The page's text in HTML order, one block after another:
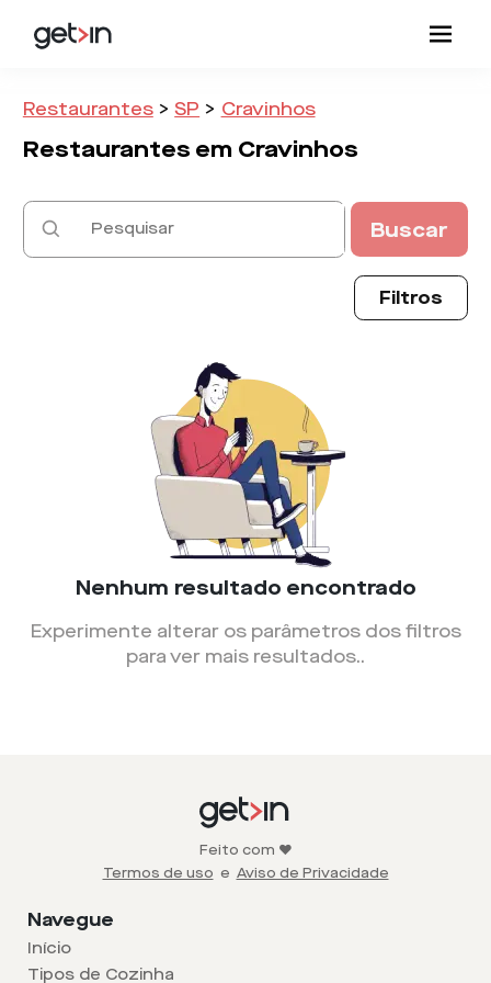
Restaurantes > SP > Cravinhos
Restaurantes em Cravinhos
Buscar
Filtros
Nenhum resultado encontrado
Experimente alterar os parâmetros dos filtros
para ver mais resultados..
Feito com ❤️
Termos de uso e Aviso de Privacidade
Navegue
Início
Tipos de Cozinha